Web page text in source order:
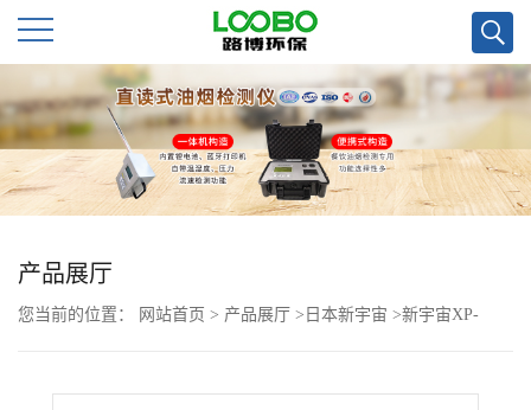
公
司
首
页
公
产品展厅
您当前的位置： 网站首页 > 产品展厅 > 日本新宇宙 >新宇宙XP-